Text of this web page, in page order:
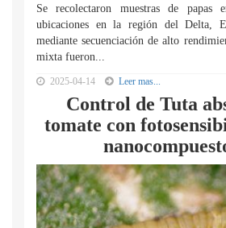
Se recolectaron muestras de papas
ubicaciones en la región del Delta,
mediante secuenciación de alto
mixta fueron...
2025-04-14 Leer mas...
Control de Tuta
tomate con